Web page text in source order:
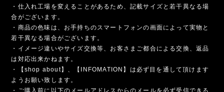
・仕入れ工場を変えることがあるため、記載サイズと若干異なる場
合がございます。
・商品の色味は、お手持ちのスマートフォンの画面によって実物と
若干異なる場合がございます。
・イメージ違いやサイズ交換等、お客さまご都合による交換、返品
は対応出来かねます。
・【shop about】、【INFOMATION】は必ず目を通して頂けます
ようお願い致します。
・ご購入前に以下のメールアドレスからのメールを必ず受信できる